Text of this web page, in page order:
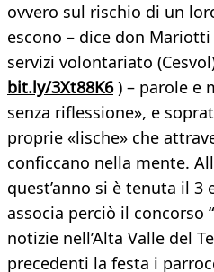
ovvero sul rischio di un
escono – dice don
servizi volontariato
bit.ly/3Xt88K6) – parole e
senza riflessione», e
proprie «lische» che
conficcano nella mente.
quest’anno si è tenuta il
associa perciò il concorso
notizie nell’Alta Valle del
precedenti la festa i